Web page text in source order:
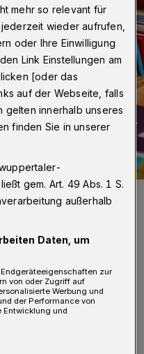
startet
Wuppertal ein
das Eltern
mehr so relevant für
wieder aufrufen,
oder Ihre Einwilligung
Link Einstellungen am
[oder das
auf der Webseite, falls
gelten innerhalb unseres
finden Sie in unserer
gem. Art. 49 Abs. 1 S.
außerhalb
Daten, um
zur
von oder Zugriff auf
Werbung und
der Performance von
Entwicklung und